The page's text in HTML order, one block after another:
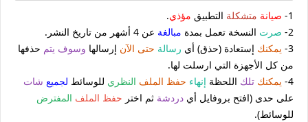
1- صيانة متشكلة التطبيق مؤذي.
2- صرت النسخة تعمل بمدة مبالغة عن 4 أشهر من تاريخ النشر.
3- يمكنك إستعادة (حذق) أي رسالة حتى الآن إرسالها وسوف يتم حذفها
من كل الأجهزة التي ارسلت لها.
4- يمكنك تلك اللحظة إنهاء حفظ الملف النظري للوسائط لجميع شات
على حدى (افتح بروفايل أي دردشة ثم اختر حفظ الملف المفترض
للوسائط).